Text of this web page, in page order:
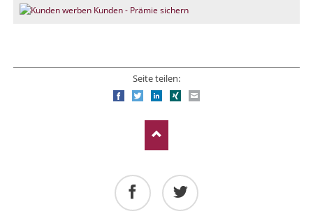
Seite teilen:
FacebookTwitterLinkedIn
Xing